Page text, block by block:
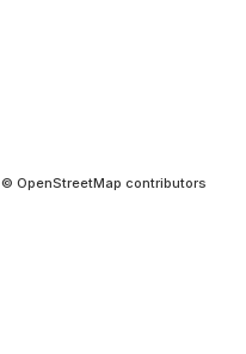
© OpenStreetMap contributors